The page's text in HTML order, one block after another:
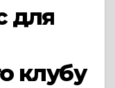
для
клубу